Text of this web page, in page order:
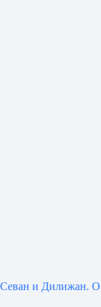
Севан и Дилижан. О